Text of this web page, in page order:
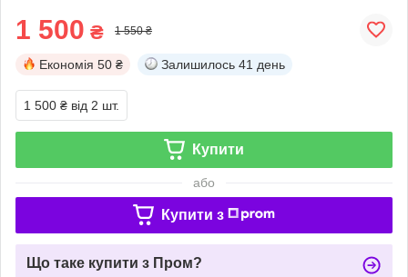
1 500 ₴ 1 550 ₴
Економія 50 ₴ Залишилось 41 день
1 500 ₴ від 2 шт.
Купити
або
Купити з
Що таке купити з Пром?